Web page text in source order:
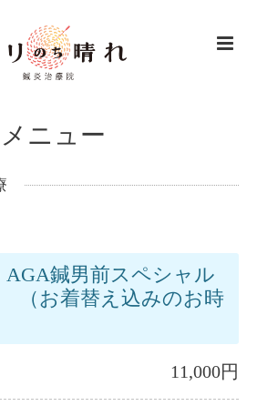
メニュー
AGA鍼男前スペシャル
お着替え込みのお時
11,000円